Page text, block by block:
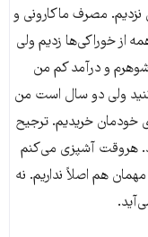
مصرف ماکارونی و
از خوراکی‌ها زدیم ولی
و درآمد کم من
ولی دو سال است من
خریدیم. ترجیح
هروقت آشپزی می‌کنم
هم اصلاً نداریم. نه